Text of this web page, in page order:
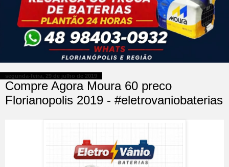
segunda-feira, 29 de julho de 2019
Compre Agora Moura 60 preco
Florianopolis 2019 - #eletrovaniobaterias